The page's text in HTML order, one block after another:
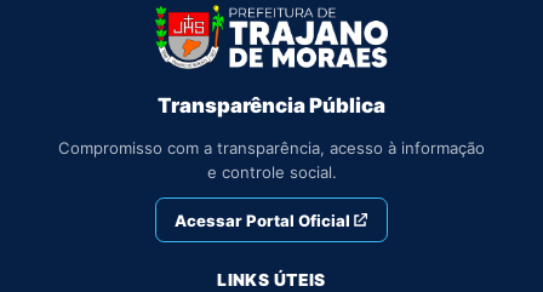
Transparência Pública
Compromisso com a transparência, acesso à informação
e controle social.
Acessar Portal Oficial
LINKS ÚTEIS